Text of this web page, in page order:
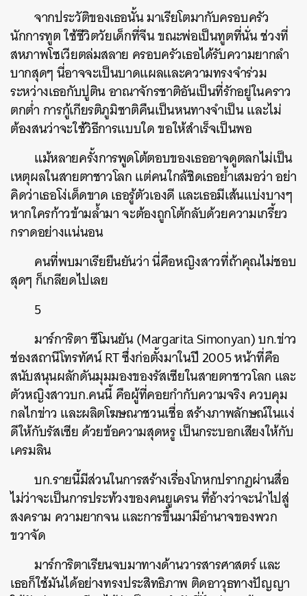
จากประวัติของเธอนั้น มาเรียโตมากับครอบครัว
นักการทูต ใช้ชีวิตวัยเด็กที่จีน ขณะพ่อเป็นทูตที่นั่น ช่วงที่
สหภาพโซเวียตล่มสลาย ครอบครัวเธอได้รับความยากลำ
บากสุดๆ นี่อาจจะเป็นบาดแผลและความทรงจำร่วม
ระหว่างเธอกับปูติน อาณาจักรชาติอันเป็นที่รักอยู่ในคราว
ตกต่ำ การกู้เกียรติภูมิชาติคืนเป็นหนทางจำเป็น และไม่
ต้องสนว่าจะใช้วิธีการแบบใด ขอให้สำเร็จเป็นพอ
แม้หลายครั้งการพูดโต้ตอบของเธออาจดูตลกไม่เป็น
เหตุผลในสายตาชาวโลก แต่คนใกล้ชิดเธอย้ำเสมอว่า อย่า
คิดว่าเธอโง่เด็ดขาด เธอรู้ตัวเองดี และเธอมีเส้นแบ่งบางๆ
หากใครก้าวข้ามล้ำมา จะต้องถูกโต้กลับด้วยความเกรี้ยว
กราดอย่างแน่นอน
คนที่พบมาเรียยืนยันว่า นี่คือหญิงสาวที่ถ้าคุณไม่ชอบ
สุดๆ ก็เกลียดไปเลย
5
มาร์การิตา ซีโมนยัน (Margarita Simonyan) บก.ข่าว
ช่องสถานีโทรทัศน์ RT ซึ่งก่อตั้งมาในปี 2005 หน้าที่คือ
สนับสนุนผลักดันมุมมองของรัสเซียในสายตาชาวโลก และ
ตัวหญิงสาวบก.คนนี้ คือผู้ที่คอยกำกับความจริง ควบคุม
กลไกข่าว และผลิตโฆษณาชวนเชื่อ สร้างภาพลักษณ์ในแง่
ดีให้กับรัสเซีย ด้วยข้อความสุดหรู เป็นกระบอกเสียงให้กับ
เครมลิน
บก.รายนี้มีส่วนในการสร้างเรื่องโกหกปรากฏผ่านสื่อ
ไม่ว่าจะเป็นการประท้วงของคนยูเครน ที่อ้างว่าจะนำไปสู่
สงคราม ความยากจน และการขึ้นมามีอำนาจของพวก
ขวาจัด
มาร์การิตาเรียนจบมาทางด้านวารสารศาสตร์ และ
เธอก็ใช้มันได้อย่างทรงประสิทธิภาพ ติดอาวุธทางปัญญา
SHARE TWEET LINE EMAIL